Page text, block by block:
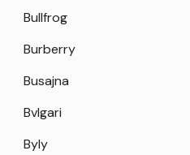
Bullfrog
Burberry
Busajna
Bvlgari
Byly